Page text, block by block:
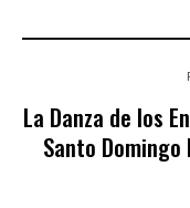
La Danza de los
Santo